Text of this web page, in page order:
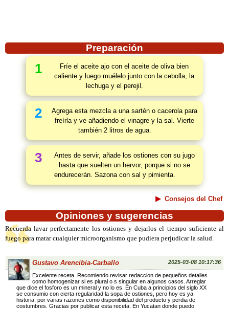
Preparación
1
Fríe el aceite ajo con el aceite de oliva bien
caliente y luego muélelo junto con la cebolla, la
lechuga y el perejil.
2
Agrega esta mezcla a una sartén o cacerola para
freírla y ve añadiendo el vinagre y la sal. Vierte
también 2 litros de agua.
3
Antes de servir, añade los ostiones con su jugo
hasta que suelten un hervor, porque si no se
endurecerán. Sazona con sal y pimienta.
Consejos del Chef
Opiniones y sugerencias
Recuerda lavar perfectamente los ostiones y dejarlos el tiempo suficiente al
fuego para matar cualquier microorganismo que pudiera perjudicar la salud.
Gustavo Arencibia-Carballo 2025-03-08 10:17:36
Excelente receta. Recomiendo revisar redaccion de pequeños detalles
como homogenizar si es plural o s singular en algunos casos. Arreglar
que dice el fosforo es un mineral y no lo es. En Cuba a principios del siglo XX
se consumio con cierta regularidad la sopa de ostiones, pero hoy es ya
historia, por varias razones como disponibilidad del producto y perdia de
costumbres. Gracias por publicar esta receta. En Yucatan donde puedo